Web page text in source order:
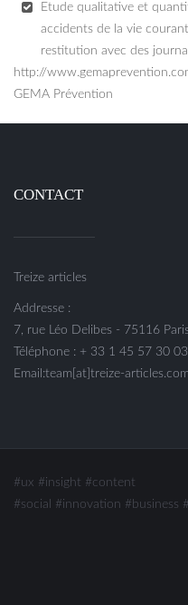
Etude qualitative et
accidents de la vie
restitution avec des
http://
GEMA Prévention
CONTACT
Treize articles
Addresse :
7, rue Léo Delibes - 75116
Téléphone : + 33 1 45 57 30 03
Email:team[at]treize-
#ux #insight #content
#social #innovation #business